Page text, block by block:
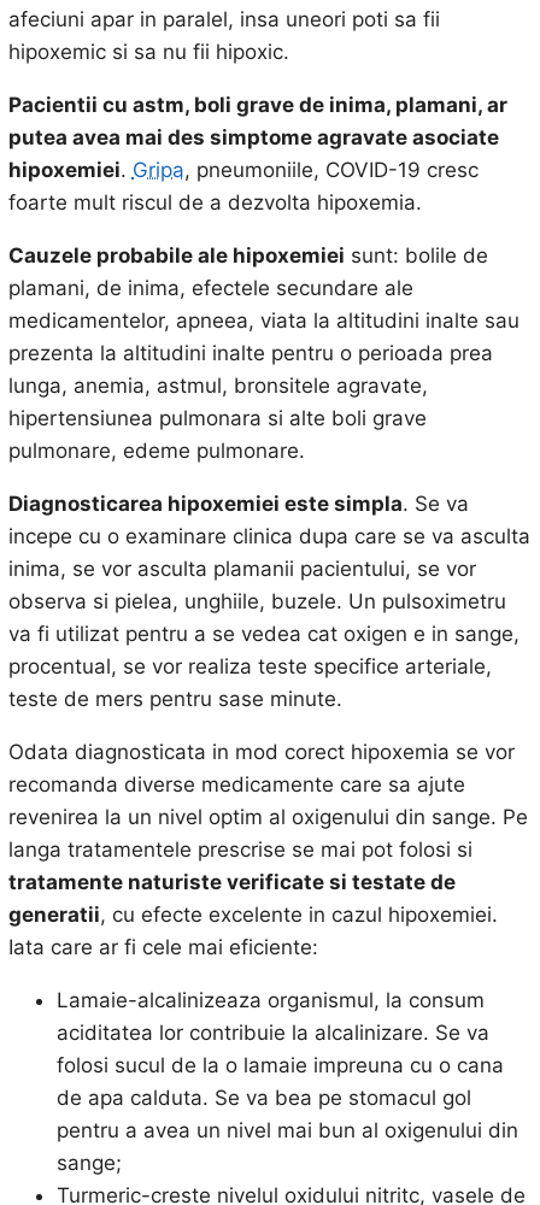
afeciuni apar in paralel, insa uneori poti sa fii
hipoxemic si sa nu fii hipoxic.
Pacientii cu astm, boli grave de inima, plamani, ar
putea avea mai des simptome agravate asociate
hipoxemiei. Gripa, pneumoniile, COVID-19 cresc
foarte mult riscul de a dezvolta hipoxemia.
Cauzele probabile ale hipoxemiei sunt: bolile de
plamani, de inima, efectele secundare ale
medicamentelor, apneea, viata la altitudini inalte sau
prezenta la altitudini inalte pentru o perioada prea
lunga, anemia, astmul, bronsitele agravate,
hipertensiunea pulmonara si alte boli grave
pulmonare, edeme pulmonare.
Diagnosticarea hipoxemiei este simpla. Se va
incepe cu o examinare clinica dupa care se va asculta
inima, se vor asculta plamanii pacientului, se vor
observa si pielea, unghiile, buzele. Un pulsoximetru
va fi utilizat pentru a se vedea cat oxigen e in sange,
procentual, se vor realiza teste specifice arteriale,
teste de mers pentru sase minute.
Odata diagnosticata in mod corect hipoxemia se vor
recomanda diverse medicamente care sa ajute
revenirea la un nivel optim al oxigenului din sange. Pe
langa tratamentele prescrise se mai pot folosi si
tratamente naturiste verificate si testate de
generatii, cu efecte excelente in cazul hipoxemiei.
Iata care ar fi cele mai eficiente:
Lamaie-alcalinizeaza organismul, la consum
aciditatea lor contribuie la alcalinizare. Se va
folosi sucul de la o lamaie impreuna cu o cana
de apa calduta. Se va bea pe stomacul gol
pentru a avea un nivel mai bun al oxigenului din
sange;
Turmeric-creste nivelul oxidului nitritc, vasele de